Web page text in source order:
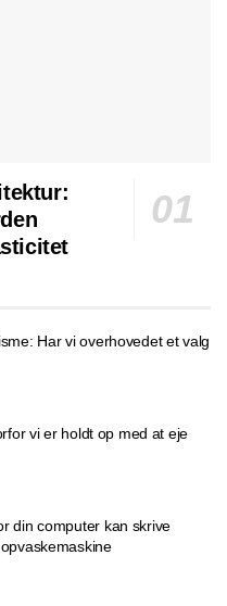
Har vi overhovedet et valg
vi er holdt op med at eje
din computer kan skrive